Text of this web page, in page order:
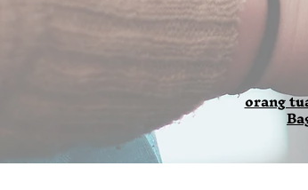
orang